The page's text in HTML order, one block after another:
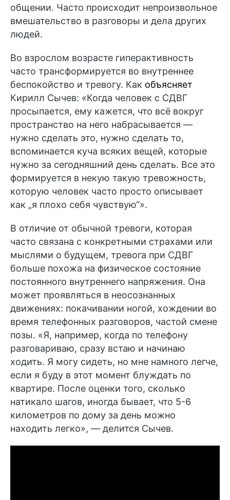
общении. Часто происходит непроизвольное
вмешательство в разговоры и дела других
людей.
Во взрослом возрасте гиперактивность
часто трансформируется во внутреннее
беспокойство и тревогу. Как объясняет
Кирилл Сычев: «Когда человек с СДВГ
просыпается, ему кажется, что всё вокруг
пространство на него набрасывается —
нужно сделать это, нужно сделать то,
вспоминается куча всяких вещей, которые
нужно за сегодняшний день сделать. Все это
формируется в некую такую тревожность,
которую человек часто просто описывает
как „я плохо себя чувствую“».
В отличие от обычной тревоги, которая
часто связана с конкретными страхами или
мыслями о будущем, тревога при СДВГ
больше похожа на физическое состояние
постоянного внутреннего напряжения. Она
может проявляться в неосознанных
движениях: покачивании ногой, хождении во
время телефонных разговоров, частой смене
позы. «Я, например, когда по телефону
разговариваю, сразу встаю и начинаю
ходить. Я могу сидеть, но мне намного легче,
если я буду в этот момент блуждать по
квартире. После оценки того, сколько
натикало шагов, иногда бывает, что 5-6
километров по дому за день можно
находить легко», — делится Сычев.